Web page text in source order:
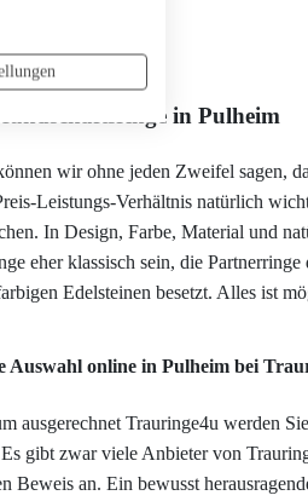
in Pulheim
wir ohne jeden Zweifel sagen,
Leistungs-Verhältnis natürlich
In Design, Farbe, Material und
eher klassisch sein, die
Edelsteinen besetzt. Alles ist
online in Pulheim bei
ausgerechnet Trauringe4u werden
gibt zwar viele Anbieter von
Beweis an. Ein bewusst